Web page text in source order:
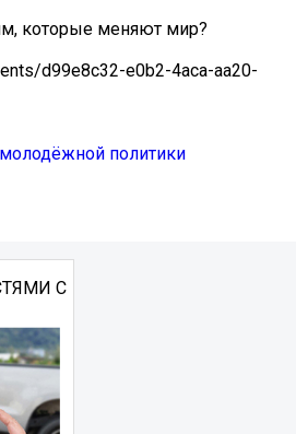
которые меняют мир?
d99e8c32-e0b2-4aca-aa20-
политики
С